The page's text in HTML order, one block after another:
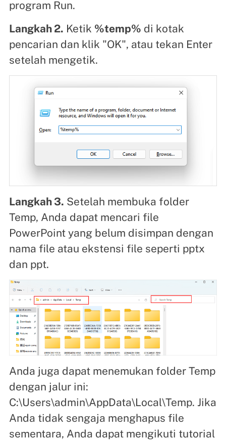
program Run.
Langkah 2. Ketik %temp% di kotak
pencarian dan klik "OK", atau tekan Enter
setelah mengetik.
Langkah 3. Setelah membuka folder
Temp, Anda dapat mencari file
PowerPoint yang belum disimpan dengan
nama file atau ekstensi file seperti pptx
dan ppt.
Anda juga dapat menemukan folder Temp
dengan jalur ini:
C:\Users\admin\AppData\Local\Temp. Jika
Anda tidak sengaja menghapus file
sementara, Anda dapat mengikuti tutorial